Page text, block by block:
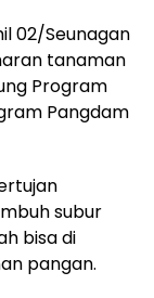
02/Seunagan
tanaman
Program
Pangdam
subur
bisa di
pangan.